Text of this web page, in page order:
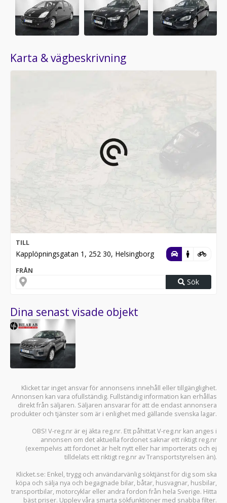
Karta & vägbeskrivning
TILL
Kapplöpningsgatan 1, 252 30, Helsingborg
FRÅN
Sök
Dina senast visade objekt
Klicket tar inget ansvar för annonsens innehåll eller tillgänglighet.
Annonsen kan vara ofullständig. Fullständig information kan erhållas
direkt från säljaren. Säljaren ansvarar för att de endast annonsera
produkter och tjänster som är i enlighet med gällande svenska lagar.
OBS! V-reg.nr är ej äkta reg.nr. Ett påhittat V-reg.nr kan anges i
annonsen om det aktuella fordonet saknar ett riktigt reg.nr
(exempelvis att fordonet är helt nytt eller har importerats och ej
tilldelats ett riktigt reg.nr av Transportstyrelsen än).
Klicket.se: Enkel, trygg och användarvänlig söktjänst för dig som ska
köpa och sälja nya och begagnade bilar, båtar, husvagnar, husbilar,
transportbilar, motorcyklar eller andra fordon från hela Sverige. Hitta
bäst priser. Upplev våra smarta sökfunktioner med snabba filter.